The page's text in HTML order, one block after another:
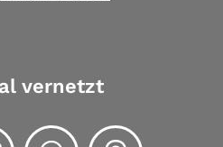
vernetzt